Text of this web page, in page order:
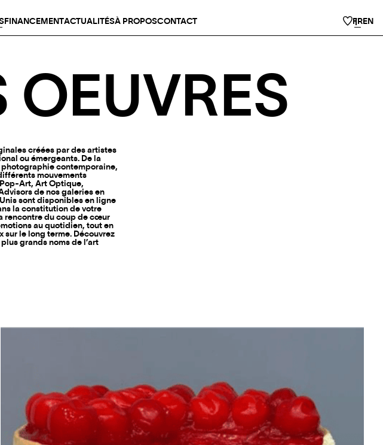
FINANCEMENTACTUALITÉSÀ PROPOSCONTACT FREN
OEUVRES
créées par des artistes
ou émergeants. De la
contemporaine,
mouvements
Art, Art Optique,
de nos galeries en
sont disponibles en ligne
la constitution de votre
rencontre du coup de cœur
au quotidien, tout en
le long terme. Découvrez
grands noms de l’art